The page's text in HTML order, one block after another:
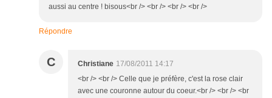
aussi au centre ! bisous<br /> <br /> <br /> <br />
Répondre
C Christiane 17/08/2011 14:17
<br /> <br /> Celle que je préfère, c'est la rose clair
avec une couronne autour du coeur.<br /> <br /> <br